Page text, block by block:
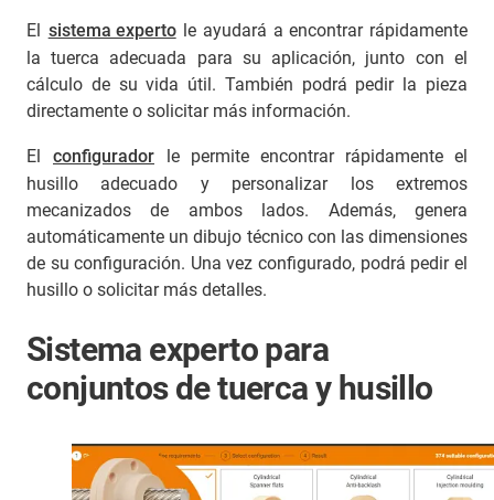
El sistema experto le ayudará a encontrar rápidamente
la tuerca adecuada para su aplicación, junto con el
cálculo de su vida útil. También podrá pedir la pieza
directamente o solicitar más información.
El configurador le permite encontrar rápidamente el
husillo adecuado y personalizar los extremos
mecanizados de ambos lados. Además, genera
automáticamente un dibujo técnico con las dimensiones
de su configuración. Una vez configurado, podrá pedir el
husillo o solicitar más detalles.
Sistema experto para
conjuntos de tuerca y husillo